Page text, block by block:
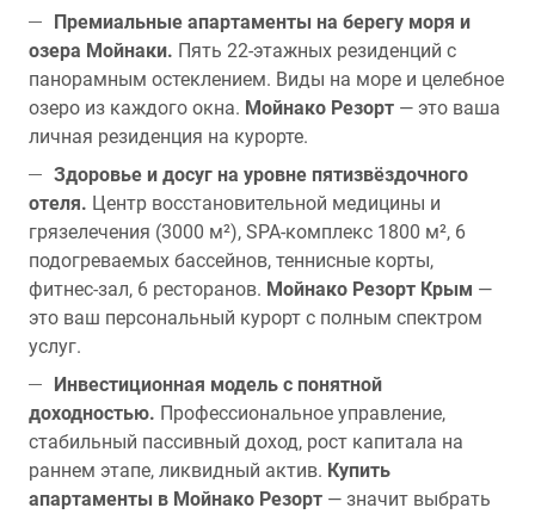
Премиальные апартаменты на берегу моря и
озера Мойнаки. Пять 22-этажных резиденций с
панорамным остеклением. Виды на море и целебное
озеро из каждого окна. Мойнако Резорт — это ваша
личная резиденция на курорте.
Здоровье и досуг на уровне пятизвёздочного
отеля. Центр восстановительной медицины и
грязелечения (3000 м²), SPA-комплекс 1800 м², 6
подогреваемых бассейнов, теннисные корты,
фитнес-зал, 6 ресторанов. Мойнако Резорт Крым —
это ваш персональный курорт с полным спектром
услуг.
Инвестиционная модель с понятной
доходностью. Профессиональное управление,
стабильный пассивный доход, рост капитала на
раннем этапе, ликвидный актив. Купить
апартаменты в Мойнако Резорт — значит выбрать